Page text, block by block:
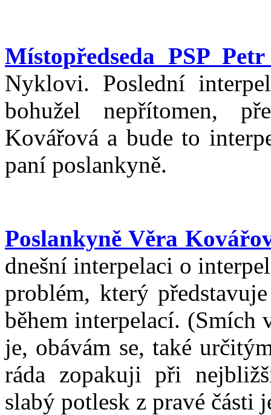
Místopředseda PSP
Nyklovi. Poslední
bohužel nepřítomen,
Kovářová a bude to
paní poslankyně.
Poslankyně Věra
dnešní interpelaci o
problém, který
během interpelací. (Smích
je, obávám se, také
ráda zopakuji při
slabý potlesk z pravé části